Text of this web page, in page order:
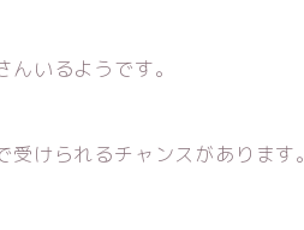
いるようです。
けられるチャンスがあります。